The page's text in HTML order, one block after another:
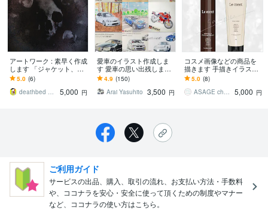
アートワーク : 素早く作成
します 「ジャケット、フ
ライヤー、ポスター等」
5.0 (6)
deathbed works
5,000 円
愛車のイラスト作成しま
す 愛車の思い出残しませ
んか？プレゼントにも！
4.9 (150)
Arai Yasuhito 3,500 円
コスメ画像などの商品を
描きます 手描きイラスト
を使って、ブログやsns投
稿しませんか。
5.0 (8)
ASAGE choco works
5,000 円
ご利用ガイド
サービスの出品、購入、取引の流れ、お支払い方法・手数料
や、ココナラを安心・安全に使って頂くための制度やマナー
など、ココナラの使い方はこちら。